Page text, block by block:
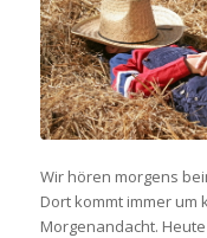
Wir hören morgens
Dort kommt immer um
Morgenandacht.